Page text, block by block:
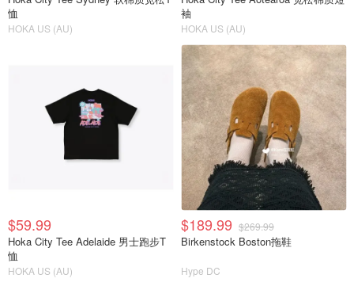
恤
HOKA US (AU)
袖
HOKA US (AU)
$59.99
Hoka City Tee Adelaide 男士跑步T
恤
HOKA US (AU)
$189.99 $269.99
Birkenstock Boston拖鞋
Hype DC